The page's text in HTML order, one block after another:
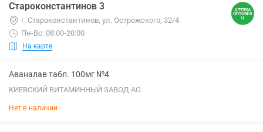
Староконстантинов 3
г. Староконстантинов, ул. Острожского, 32/4
Пн-Вс: 08:00-20:00
На карте
Аваналав табл. 100мг №4
КИЕВСКИЙ ВИТАМИННЫЙ ЗАВОД АО
Нет в наличии